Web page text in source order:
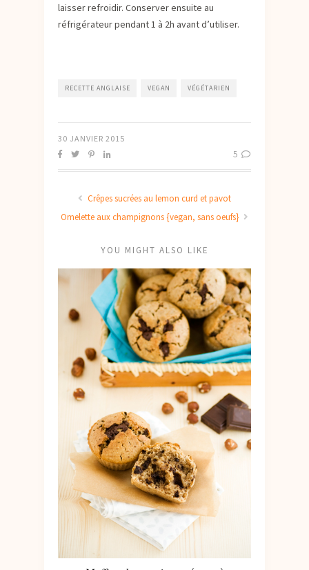
laisser refroidir. Conserver ensuite au
réfrigérateur pendant 1 à 2h avant d’utiliser.
RECETTE ANGLAISE VEGAN VÉGÉTARIEN
30 JANVIER 2015
5
Crêpes sucrées au lemon curd et pavot
Omelette aux champignons {vegan, sans oeufs}
YOU MIGHT ALSO LIKE